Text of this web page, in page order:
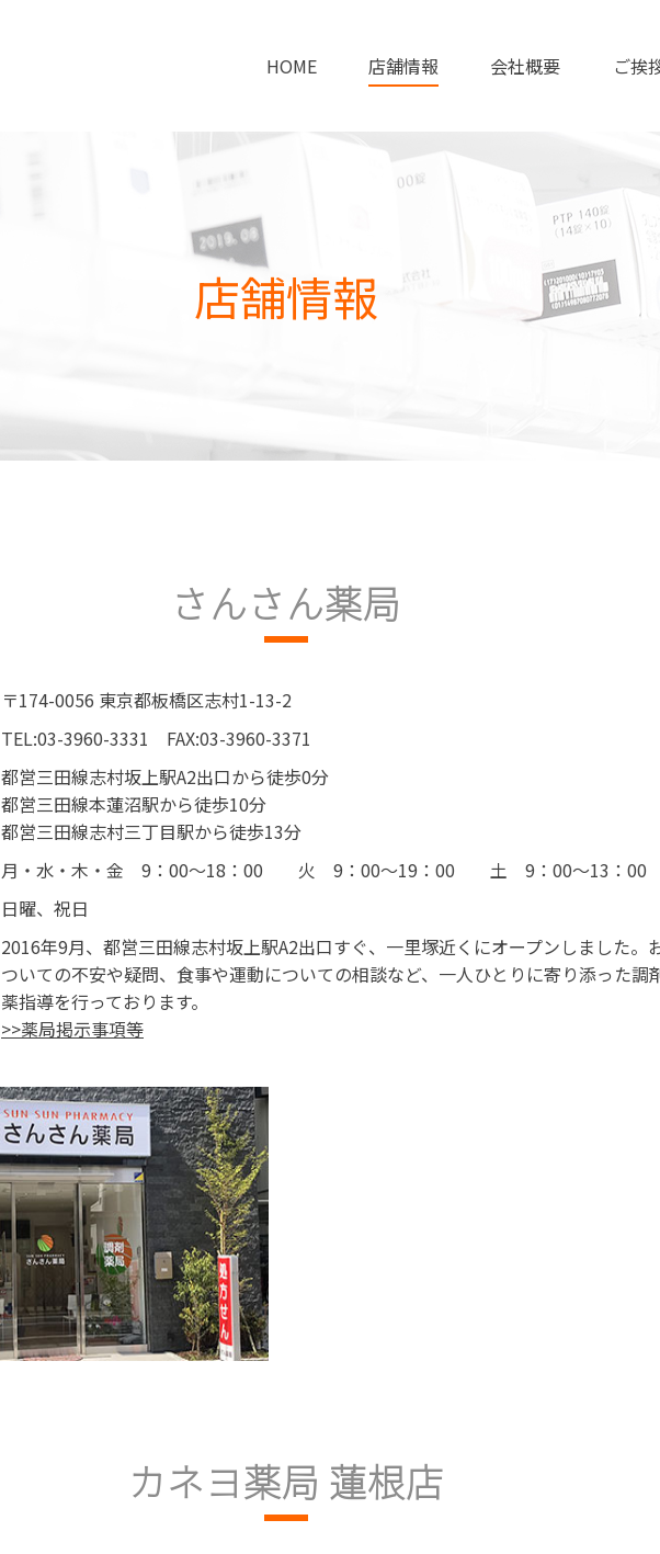
HOME 店舗情報 会社概要 ご挨
店舗情報
さんさん薬局
〒174-0056 東京都板橋区志村1-13-2
TEL:03-3960-3331 FAX:03-3960-3371
都営三田線志村坂上駅A2出口から徒歩0分
都営三田線本蓮沼駅から徒歩10分
都営三田線志村三丁目駅から徒歩13分
月・水・木・金 9：00～18：00 火 9：00～19：00 土 9：00～13：00
日曜、祝日
2016年9月、都営三田線志村坂上駅A2出口すぐ、一里塚近くにオープンしました。
ついての不安や疑問、食事や運動についての相談など、一人ひとりに寄り添った調
薬指導を行っております。
>>薬局掲示事項等
カネヨ薬局 蓮根店